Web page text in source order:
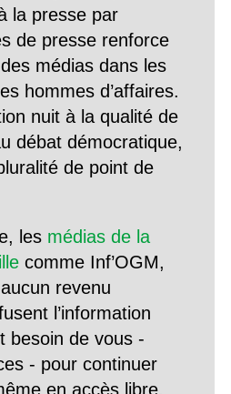
la presse par
de presse renforce
médias dans les
hommes d’affaires.
nuit à la qualité de
débat démocratique,
de point de
les médias de la
comme Inf’OGM,
revenu
l’information
besoin de vous -
- pour continuer
en accès libre,